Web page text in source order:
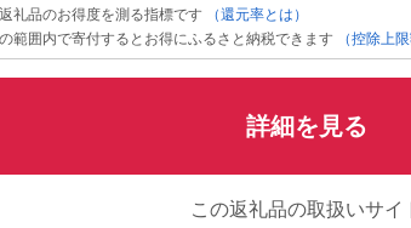
礼品のお得度を測る指標です
（還元率とは）
範囲内で寄付するとお得にふるさと納税できます
（控除上
詳細を見る
この返礼品の取扱いサイ